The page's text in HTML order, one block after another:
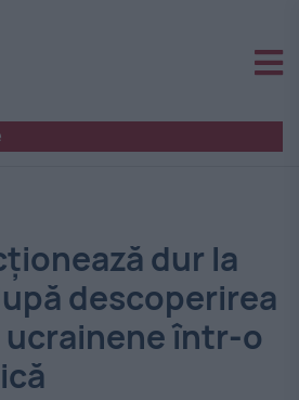
dur la
descoperirea
într-o